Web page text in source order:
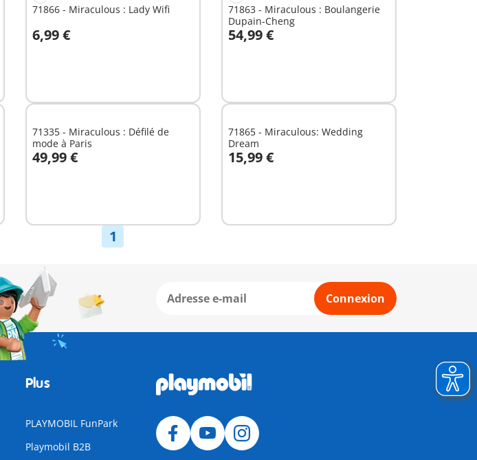
71866 - Miraculous : Lady Wifi
6,99 €
Au panier
71863 - Miraculous : Boulangerie
Dupain-Cheng
54,99 €
Au panier
71335 - Miraculous : Défilé de
mode à Paris
49,99 €
Au panier
71865 - Miraculous: Wedding
Dream
15,99 €
Au panier
1
Connexion
Plus
PLAYMOBIL FunPark
Playmobil B2B